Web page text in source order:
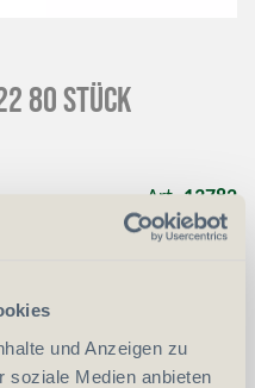
und Anzeigen zu
soziale Medien anbieten
80 Stück
Art. 13782
In den Warenkorb